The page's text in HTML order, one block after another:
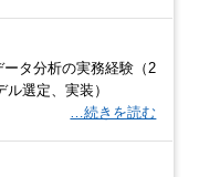
タ分析の実務経験（2
選定、実装）
…続きを読む